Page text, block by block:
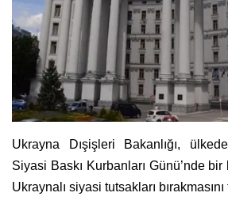
Ukrayna Dışişleri Bakanlığı,
Siyasi Baskı Kurbanları Günü’nde
Ukraynalı siyasi tutsakları